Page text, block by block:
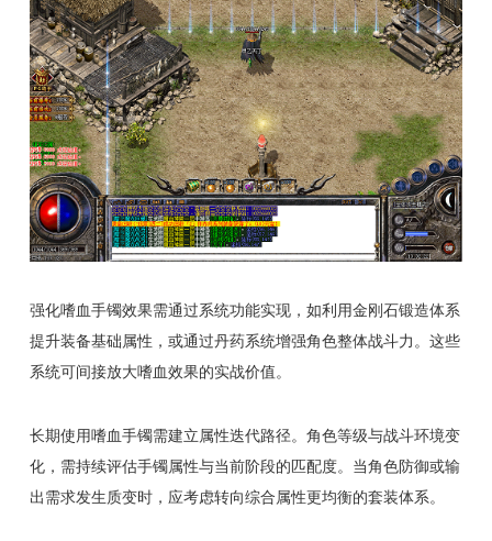
强化嗜血手镯效果需通过系统功能实现，如利用金刚石锻造体系
提升装备基础属性，或通过丹药系统增强角色整体战斗力。这些
系统可间接放大嗜血效果的实战价值。
长期使用嗜血手镯需建立属性迭代路径。角色等级与战斗环境变
化，需持续评估手镯属性与当前阶段的匹配度。当角色防御或输
出需求发生质变时，应考虑转向综合属性更均衡的套装体系。